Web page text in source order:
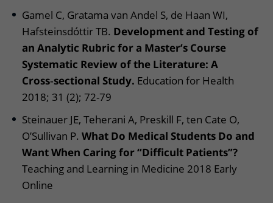
Het Wilhelmina Kinderziekenhuis
Wachttijden
Bezoektijden
Wijzigen patiëntgegevens
Mijn UMC Utrecht patiëntportaal
Faciliteiten en voorzieningen
Bezoekregels
Kwaliteit en veiligheid
Route naar het ziekenhuis
Parkeren
Wegwijs in het ziekenhuis
Contact met polikliniek
Contact met verpleegafdeling
Het Wilhelmina Kinderziekenhuis
Teleconsult aanvragen
Diagnostiek aanvragen
Zorgverlenersportaal
Over UMC Utrecht
Research
Onderwijs
Werken bij het UMC Utrecht
Gamel C, Gratama van Andel S, de Haan WI,
Hafsteinsdóttir TB. Development and Testing of
an Analytic Rubric for a Master’s Course
Systematic Review of the Literature: A
Cross‑sectional Study. Education for Health
2018; 31 (2); 72-79
Steinauer JE, Teherani A, Preskill F, ten Cate O,
O’Sullivan P. What Do Medical Students Do and
Want When Caring for “Difficult Patients”?
Teaching and Learning in Medicine 2018 Early
Online